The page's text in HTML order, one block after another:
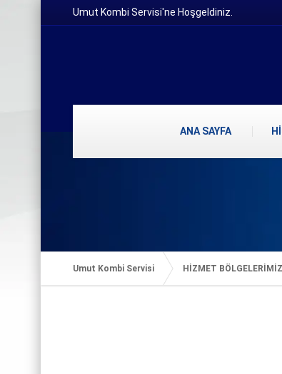
Umut Kombi Servisi'ne Hoşgeldiniz.
ANA SAYFA
Umut Kombi Servisi HİZMET BÖLGELERİMİZ